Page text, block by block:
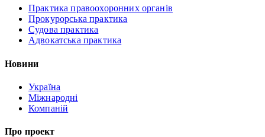
Практика правоохоронних органів
Прокурорська практика
Судова практика
Адвокатська практика
Новини
Україна
Міжнародні
Компаній
Про проект